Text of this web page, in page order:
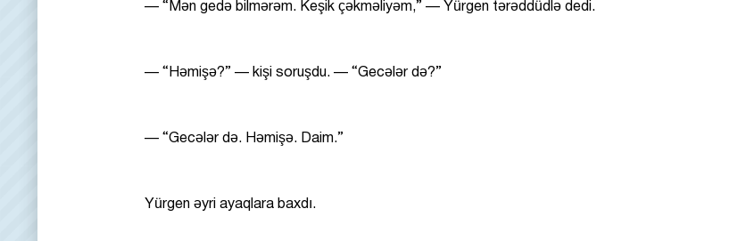
— “Mən gedə bilmərəm. Keşik çəkməliyəm,” — Yürgen tərəddüdlə dedi.
— “Həmişə?” — kişi soruşdu. — “Gecələr də?”
— “Gecələr də. Həmişə. Daim.”
Yürgen əyri ayaqlara baxdı.